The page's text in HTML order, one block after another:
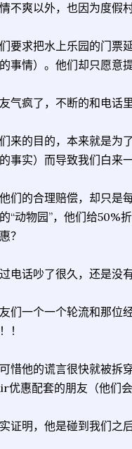
不爽以外，也因为度假
要求把水上乐园的门票
事情）。他们却只愿意
气疯了，不断的和电话
来的目的，本来就是为
事实）而导致我们白来
们的合理赔偿，却只是
“动物园”，他们给50%
？
电话吵了很久，还是没
们一个一个轮流和那位
！
惜他的谎言很快就被拆
优惠配套的朋友（他们
证明，他是碰到我们之